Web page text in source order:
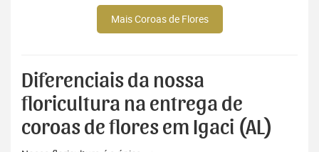
Mais Coroas de Flores
Diferenciais da nossa
floricultura na entrega de
coroas de flores em Igaci (AL)